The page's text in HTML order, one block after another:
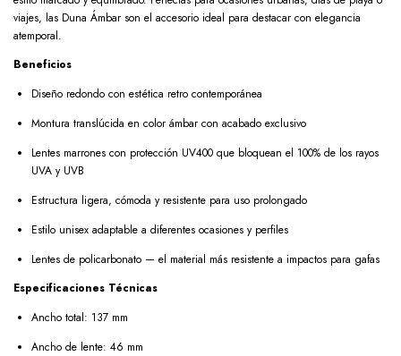
viajes, las Duna Ámbar son el accesorio ideal para destacar con elegancia
atemporal.
Beneficios
Diseño redondo con estética retro contemporánea
Montura translúcida en color ámbar con acabado exclusivo
Lentes marrones con protección UV400 que bloquean el 100% de los rayos
UVA y UVB
Estructura ligera, cómoda y resistente para uso prolongado
Estilo unisex adaptable a diferentes ocasiones y perfiles
Lentes de policarbonato — el material más resistente a impactos para gafas
Especificaciones Técnicas
Ancho total: 137 mm
Ancho de lente: 46 mm